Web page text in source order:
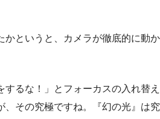
かというと、カメラが徹底的に動か
るな！」とフォーカスの入れ替え
、その究極ですね。『幻の光』は究